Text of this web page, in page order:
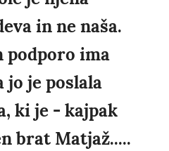
in ne naša.
podporo ima
je poslala
ki je - kajpak
brat Matjaž.....